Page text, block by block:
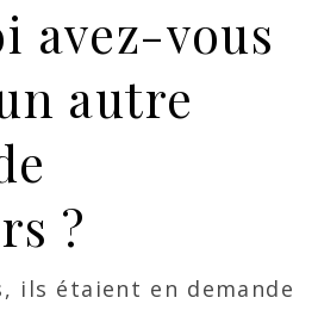
avez-vous
autre
?
ils étaient en demande